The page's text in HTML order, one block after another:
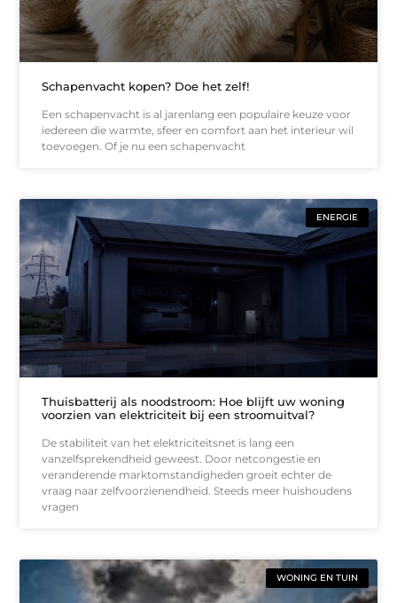
Schapenvacht kopen? Doe het zelf!
Een schapenvacht is al jarenlang een populaire keuze voor
iedereen die warmte, sfeer en comfort aan het interieur wil
toevoegen. Of je nu een schapenvacht
ENERGIE
Thuisbatterij als noodstroom: Hoe blijft uw woning
voorzien van elektriciteit bij een stroomuitval?
De stabiliteit van het elektriciteitsnet is lang een
vanzelfsprekendheid geweest. Door netcongestie en
veranderende marktomstandigheden groeit echter de
vraag naar zelfvoorzienendheid. Steeds meer huishoudens
vragen
WONING EN TUIN